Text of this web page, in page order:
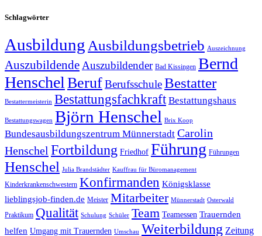
Schlagwörter
Ausbildung Ausbildungsbetrieb Auszeichnung
Auszubildende Auszubildender Bad Kissingen Bernd
Henschel BerufBerufsschuleBestatter
Bestattermeisterin Bestattungsfachkraft Bestattungshaus
Bestattungswagen Björn Henschel Brix Koop
Bundesausbildungszentrum Münnerstadt Carolin
Henschel Fortbildung Friedhof Führung Führungen
Henschel Julia Brandstädter Kauffrau für Büromanagement
Kinderkrankenschwestern Konfirmanden Königsklasse
lieblingsjob-finden.de Meister Mitarbeiter Münnerstadt Osterwald
Praktikum Qualität Schulung Schüler Team Teamessen Trauernden
helfen Umgang mit Trauernden Umschau Weiterbildung Zeitung